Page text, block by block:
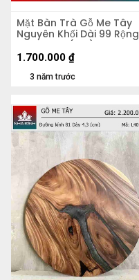
Mặt Bàn Trà Gỗ Me Tây
Nguyên Khối Dài 99 Rộng
51 Dày 5,2 (cm)
3 năm trước
1.700.000 ₫